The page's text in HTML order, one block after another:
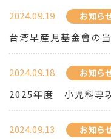
2024.09.19 お知ら
台湾早産児基金會の
2024.09.18 お知ら
2025年度 小児科専
2024.09.13 お知ら